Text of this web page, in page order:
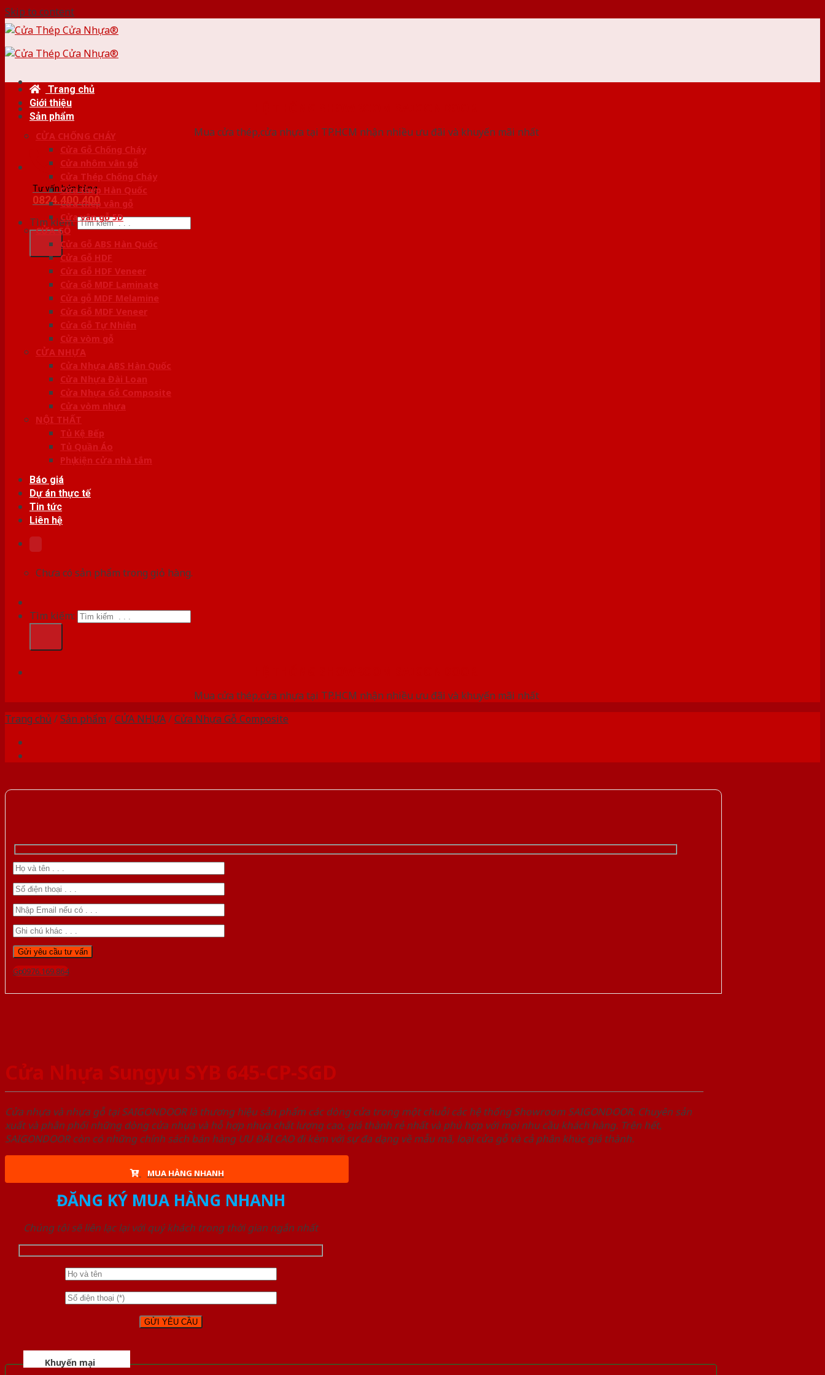
Skip to content
Mua cửa thép,cửa nhựa tại TP.HCM nhận nhiều ưu đãi và khuyến mãi nhất
Tư vấn bán hàng
0824.400.400
Tìm kiếm:
Trang chủ
Giới thiệu
Sản phẩm
CỬA CHỐNG CHÁY
Cửa Gỗ Chống Cháy
Cửa nhôm vân gỗ
Cửa Thép Chống Cháy
Cửa thép Hàn Quốc
Cửa thép vân gỗ
Cửa vân gỗ 5D
CỬA GỖ
Cửa Gỗ ABS Hàn Quốc
Cửa Gỗ HDF
Cửa Gỗ HDF Veneer
Cửa Gỗ MDF Laminate
Cửa gỗ MDF Melamine
Cửa Gỗ MDF Veneer
Cửa Gỗ Tự Nhiên
Cửa vòm gỗ
CỬA NHỰA
Cửa Nhựa ABS Hàn Quốc
Cửa Nhựa Đài Loan
Cửa Nhựa Gỗ Composite
Cửa vòm nhựa
NỘI THẤT
Tủ Kệ Bếp
Tủ Quần Áo
Phụ kiện cửa nhà tắm
Báo giá
Dự án thực tế
Tin tức
Liên hệ
Chưa có sản phẩm trong giỏ hàng.
Tìm kiếm:
Mua cửa thép,cửa nhựa tại TP.HCM nhận nhiều ưu đãi và khuyến mãi nhất
Trang chủ /Sản phẩm /CỬA NHỰA/Cửa Nhựa Gỗ Composite
Gọi 0976.169.864
Cửa Nhựa Sungyu SYB 645-CP-SGD
Cửa nhựa và nhựa gỗ tại SAIGONDOOR là thương hiệu sản phẩm các dòng cửa trong một chuỗi các hệ thống Showroom SAIGONDOOR. Chuyên sản
xuất và phân phối những dòng cửa nhựa và hỗ hợp nhựa chất lượng cao, giá thành rẻ nhất và phù hợp với mọi nhu cầu khách hàng. Trên hết,
SAIGONDOOR còn có những chính sách bán hàng ƯU ĐÃI CAO đi kèm với sự đa dạng về mẫu mã, loại cửa gỗ và cả phân khúc giá thành.
MUA HÀNG NHANH
ĐĂNG KÝ MUA HÀNG NHANH
Chúng tôi sẽ liên lạc lại với quý khách trong thời gian ngắn nhất
Khuyến mại